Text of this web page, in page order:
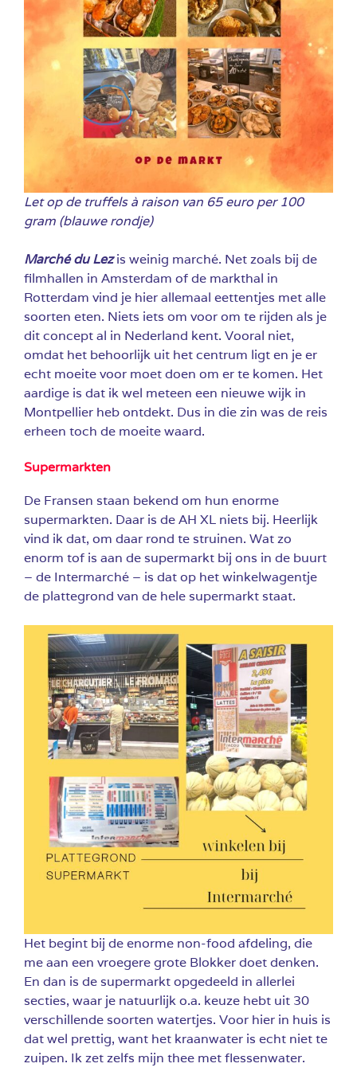
Let op de truffels à raison van 65 euro per 100
gram (blauwe rondje)
Marché du Lezis weinig marché. Net zoals bij de
filmhallen in Amsterdam of de markthal in
Rotterdam vind je hier allemaal eettentjes met alle
soorten eten. Niets iets om voor om te rijden als je
dit concept al in Nederland kent. Vooral niet,
omdat het behoorlijk uit het centrum ligt en je er
echt moeite voor moet doen om er te komen. Het
aardige is dat ik wel meteen een nieuwe wijk in
Montpellier heb ontdekt. Dus in die zin was de reis
erheen toch de moeite waard.
Supermarkten
De Fransen staan bekend om hun enorme
supermarkten. Daar is de AH XL niets bij. Heerlijk
vind ik dat, om daar rond te struinen. Wat zo
enorm tof is aan de supermarkt bij ons in de buurt
– de Intermarché – is dat op het winkelwagentje
de plattegrond van de hele supermarkt staat.
Het begint bij de enorme non-food afdeling, die
me aan een vroegere grote Blokker doet denken.
En dan is de supermarkt opgedeeld in allerlei
secties, waar je natuurlijk o.a. keuze hebt uit 30
verschillende soorten watertjes. Voor hier in huis is
dat wel prettig, want het kraanwater is echt niet te
zuipen. Ik zet zelfs mijn thee met flessenwater.